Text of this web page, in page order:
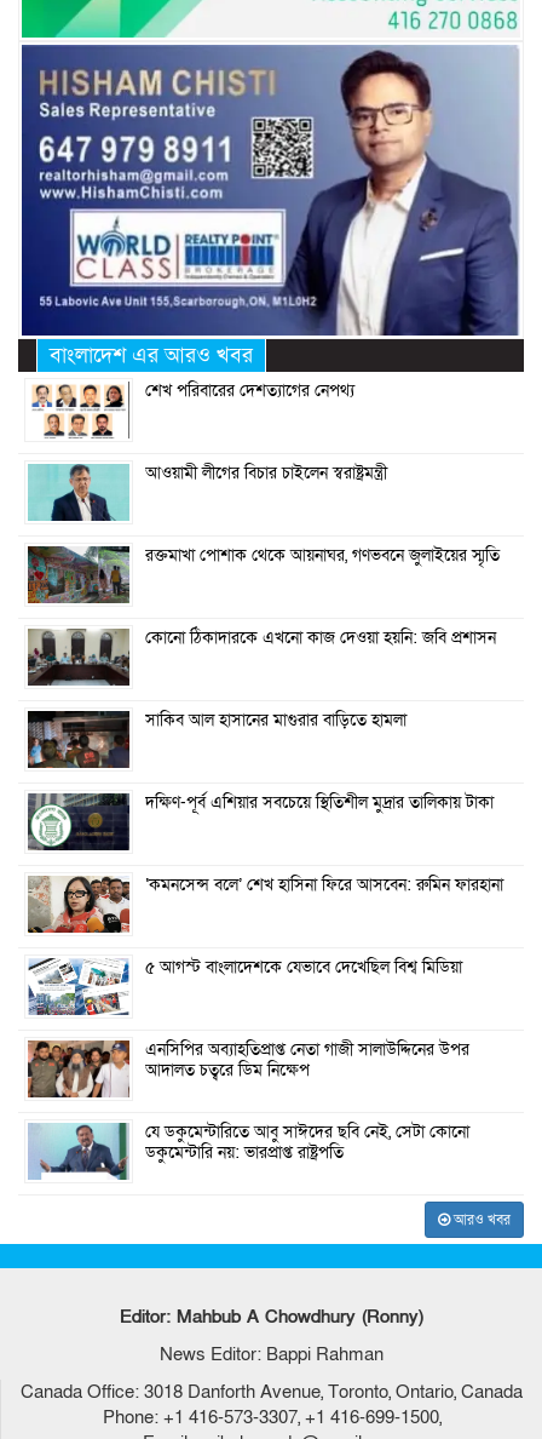
বাংলাদেশ এর আরও খবর
শেখ পরিবারের দেশত্যাগের নেপথ্য
আওয়ামী লীগের বিচার চাইলেন স্বরাষ্ট্রমন্ত্রী
রক্তমাখা পোশাক থেকে আয়নাঘর, গণভবনে জুলাইয়ের স্মৃতি
কোনো ঠিকাদারকে এখনো কাজ দেওয়া হয়নি: জবি প্রশাসন
সাকিব আল হাসানের মাগুরার বাড়িতে হামলা
দক্ষিণ-পূর্ব এশিয়ার সবচেয়ে স্থিতিশীল মুদ্রার তালিকায় টাকা
‘কমনসেন্স বলে’ শেখ হাসিনা ফিরে আসবেন: রুমিন ফারহানা
৫ আগস্ট বাংলাদেশকে যেভাবে দেখেছিল বিশ্ব মিডিয়া
এনসিপির অব্যাহতিপ্রাপ্ত নেতা গাজী সালাউদ্দিনের উপর
আদালত চত্বরে ডিম নিক্ষেপ
যে ডকুমেন্টারিতে আবু সাঈদের ছবি নেই, সেটা কোনো
ডকুমেন্টারি নয়: ভারপ্রাপ্ত রাষ্ট্রপতি
আরও খবর
Editor: Mahbub A Chowdhury (Ronny)
News Editor: Bappi Rahman
Canada Office: 3018 Danforth Avenue, Toronto, Ontario, Canada
Phone: +1 416-573-3307, +1 416-699-1500,